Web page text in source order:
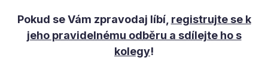
Pokud se Vám zpravodaj líbí, registrujte se k
jeho pravidelnému odběru a sdílejte ho s
kolegy!